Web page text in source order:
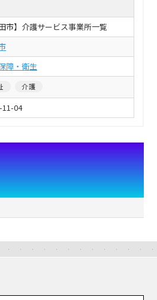
田市】介護サービス事業所一覧
障・衛生
介護
11-04